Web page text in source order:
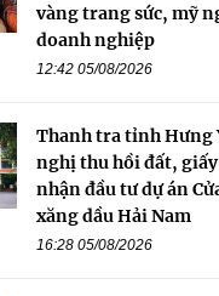
vàng trang sức, mỹ
doanh nghiệp
12:42 05/08/2026
Thanh tra tỉnh Hưng
nghị thu hồi đất,
nhận đầu tư dự án
xăng dầu Hải Nam
16:28 05/08/2026